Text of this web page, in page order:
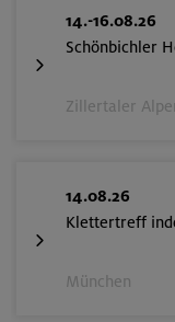
14.-16.08.26
Schönbichler
Zillertaler
14.08.26
Klettertreff
München